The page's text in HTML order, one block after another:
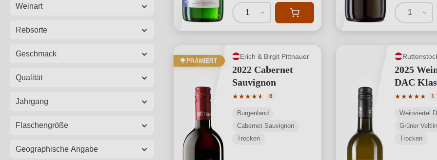
Weinart
Rebsorte
Geschmack
Qualität
Jahrgang
Flaschengröße
Geographische Angabe
1 1
PRÄMIERT
Erich & Birgit Pittnauer
2022 Cabernet
Sauvignon
★★★★★
★
Durchschnittliche Bewertung von 4.67 von 5 Sternen
6
Burgenland
Cabernet Sauvignon
Trocken
2025
DAC
★★★★★ 1
Weinviertel
Grüner
Trocken